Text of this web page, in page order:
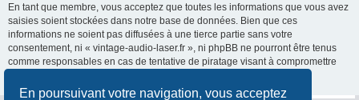
En poursuivant votre navigation, vous acceptez
En tant que membre, vous acceptez que toutes les informations que vous avez
saisies soient stockées dans notre base de données. Bien que ces
informations ne soient pas diffusées à une tierce partie sans votre
consentement, ni « vintage-audio-laser.fr », ni phpBB ne pourront être tenus
comme responsables en cas de tentative de piratage visant à compromettre